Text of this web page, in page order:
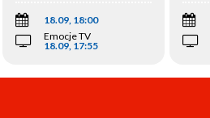
18.09, 18:00
Emocje TV
18.09, 17:55